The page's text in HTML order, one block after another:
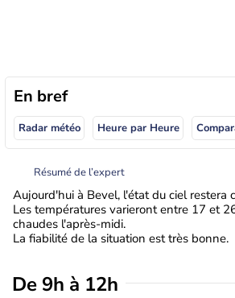
En bref
Radar météo Heure par Heure
Résumé de l’expert
Aujourd'hui à Bevel, l'état du ciel restera
Les températures varieront entre 17 et
chaudes l'après-midi.
La fiabilité de la situation est très bonne.
De 9h à 12h